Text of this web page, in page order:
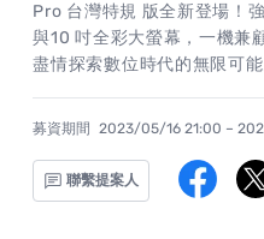
Pro 台灣特規 版全新登場！
與10 吋全彩大螢幕，一機兼
盡情探索數位時代的無限可能
募資期間 2023/05/16 21:00 –
聯繫提案人